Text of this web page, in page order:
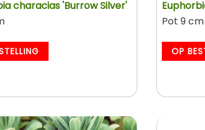
characias 'Burrow Silver'
Pot 9 cm
OP